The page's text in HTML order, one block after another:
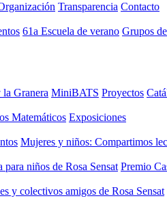
Transparencia Contacto
61a Escuela de verano Grupos
Granera MiniBATS Proyectos
Matemáticos Exposiciones
Mujeres y niños: Compartimos
para niños de Rosa Sensat Premio
y colectivos amigos de Rosa Sensat